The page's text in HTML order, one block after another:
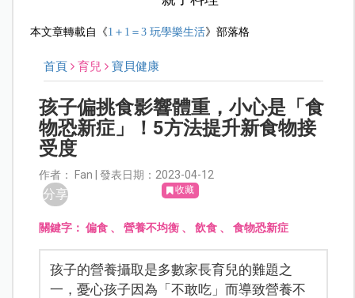
本文章轉載自《1＋1＝3 玩學樂生活》部落格
首頁 育兒 寶貝健康
孩子偏挑食影響體重，小心是「食
物恐新症」！5方法提升新食物接
受度
作者： Fan | 發表日期：2023-04-12
分享 收藏
關鍵字：偏食 、營養不均衡 、飲食 、食物恐新症
孩子的營養攝取是多數家長育兒的難題之
一，憂心孩子因為「不敢吃」而導致營養不